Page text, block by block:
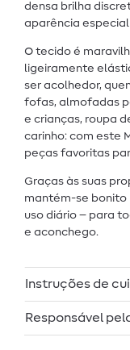
densa brilha
aparência
O tecido é
ligeiramente
ser acolhedor,
fofas, almofadas
e crianças, roupa
carinho: com este
peças favoritas
Graças às suas
mantém-se bonito
uso diário – para
e aconchego.
Instruções de
Responsável